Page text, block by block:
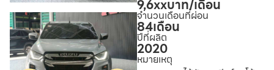
9,6xxบาท/เดือน
จำนวนเดือนที่ผ่อน
84เดือน
ปีที่ผลิต
2020
หมายเหตุ